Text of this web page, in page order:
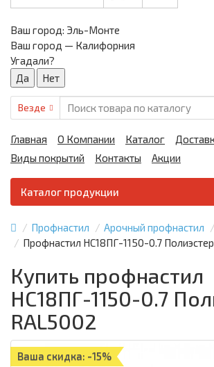
Ваш город: Эль-Монте
Ваш город — Калифорния
Угадали?
Везде
Главная О Компании Каталог
Виды покрытий
Контакты Акции
Каталог продукции
Профнастил Арочный профнастил
Профнастил НС18ПГ-1150-0.7
Купить профнастил
НС18ПГ-1150-0.7
RAL5002
Ваша скидка: -15%